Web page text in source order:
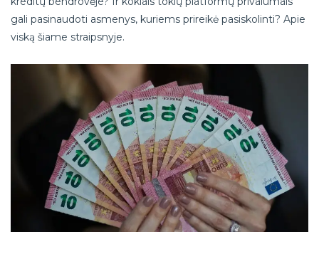
gali pasinaudoti asmenys, kuriems prireikė pasiskolinti? Apie
viską šiame straipsnyje.